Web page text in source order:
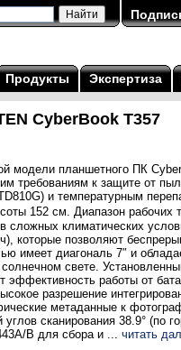
Продукты Экспертиза
CyberBook T357
модели планшетного ПК
требованиям к защите от
и температурным
152 см. Диапазон
климатических
которые позволяют
имеет диагональ 7″ и
свете.
эффективность работы от
разрешение
метаданные к
сканирования 38.9° (по
B для сбора и ... читать